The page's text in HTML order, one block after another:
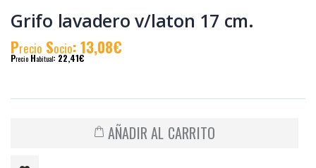
Grifo lavadero v/laton 17 cm.
Precio Socio: 13,08€
Precio Habitual: 22,41€
AÑADIR AL CARRITO